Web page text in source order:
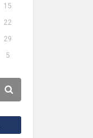
15
22
29
5